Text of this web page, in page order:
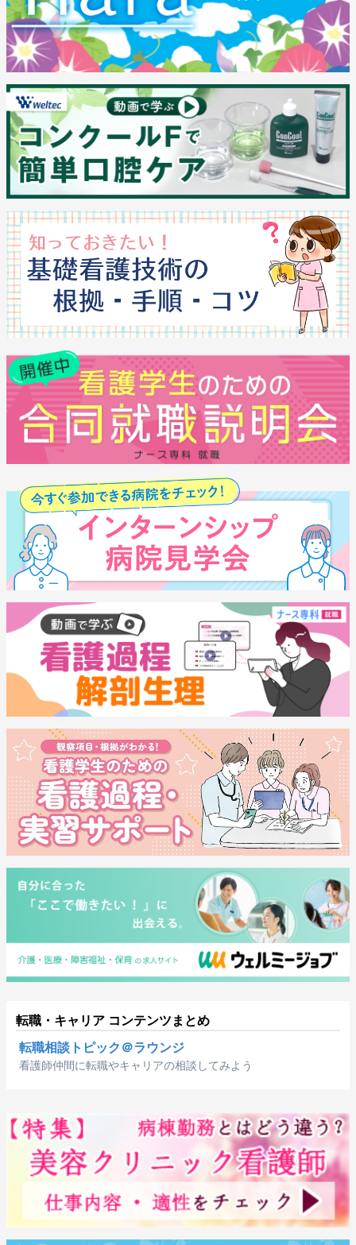
転職・キャリア コンテンツまとめ
転職相談トピック＠ラウンジ
看護師仲間に転職やキャリアの相談してみよう